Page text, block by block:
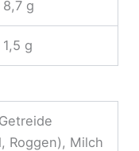
8,7 g
1,5 g
Roggen), Milch